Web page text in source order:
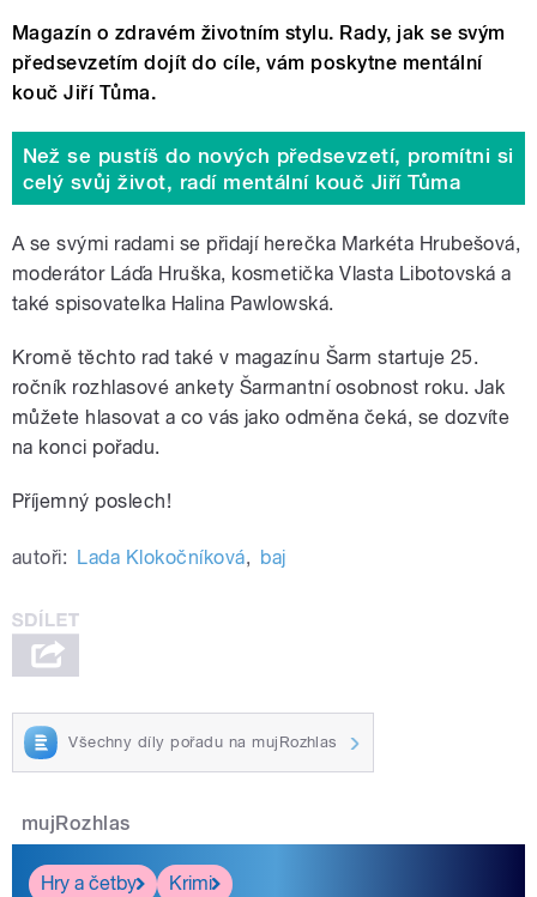
Magazín o zdravém životním stylu. Rady, jak se svým
předsevzetím dojít do cíle, vám poskytne mentální
kouč Jiří Tůma.
Než se pustíš do nových předsevzetí, promítni si
celý svůj život, radí mentální kouč Jiří Tůma
A se svými radami se přidají herečka Markéta Hrubešová,
moderátor Láďa Hruška, kosmetička Vlasta Libotovská a
také spisovatelka Halina Pawlowská.
Kromě těchto rad také v magazínu Šarm startuje 25.
ročník rozhlasové ankety Šarmantní osobnost roku. Jak
můžete hlasovat a co vás jako odměna čeká, se dozvíte
na konci pořadu.
Příjemný poslech!
autoři: Lada Klokočníková, baj
Všechny díly pořadu na mujRozhlas
mujRozhlas
Hry a četby
Krimi